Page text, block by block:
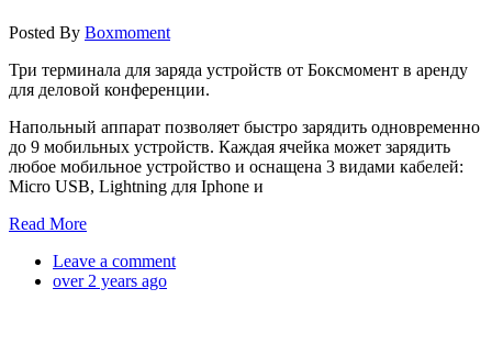
Posted By Boxmoment
Три терминала для заряда устройств от Боксмомент в аренду
для деловой конференции.
Напольный аппарат позволяет быстро зарядить одновременно
до 9 мобильных устройств. Каждая ячейка может зарядить
любое мобильное устройство и оснащена 3 видами кабелей:
Micro USB, Lightning для Iphone и
Read More
Leave a comment
over 2 years ago